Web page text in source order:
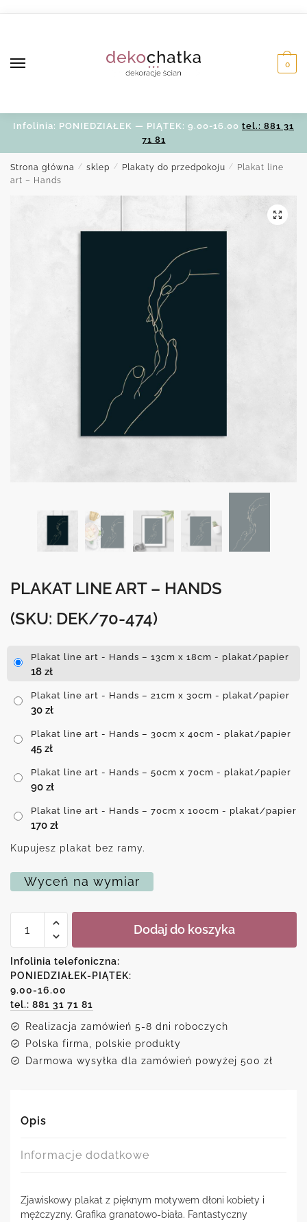
0
Infolinia: PONIEDZIAŁEK — PIĄTEK: 9.00-16.00 tel.: 881 31
71 81
Strona główna / sklep / Plakaty do przedpokoju /
Plakat line
art – Hands
PLAKAT LINE ART – HANDS
(SKU: DEK/70-474)
Plakat line art - Hands – 13cm x 18cm - plakat/papier
18 zł
Plakat line art - Hands – 21cm x 30cm - plakat/papier
30 zł
Plakat line art - Hands – 30cm x 40cm - plakat/papier
45 zł
Plakat line art - Hands – 50cm x 70cm - plakat/papier
90 zł
Plakat line art - Hands – 70cm x 100cm - plakat/papier
170 zł
Kupujesz plakat bez ramy.
Wyceń na wymiar
Plakat
-
Hands
Dodaj do koszyka
Infolinia telefoniczna:
PONIEDZIAŁEK-PIĄTEK:
9.00-16.00
tel.: 881 31 71 81
Realizacja zamówień 5-8 dni roboczych
Polska firma, polskie produkty
Darmowa wysyłka dla zamówień powyżej 500 zł
Opis
Informacje dodatkowe
Zjawiskowy plakat z pięknym motywem dłoni kobiety i
mężczyzny. Grafika granatowo-biała. Fantastyczny